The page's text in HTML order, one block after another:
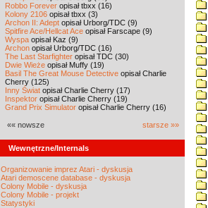
Robbo Forever opisał tbxx (16)
Kolony 2106 opisał tbxx (3)
Archon II: Adept opisał Urborg/TDC (9)
Spitfire Ace/Hellcat Ace opisał Farscape (9)
Wyspa opisał Kaz (9)
Archon opisał Urborg/TDC (16)
The Last Starfighter opisał TDC (30)
Dwie Wieże opisał Muffy (19)
Basil The Great Mouse Detective opisał Charlie
Cherry (125)
Inny Świat opisał Charlie Cherry (17)
Inspektor opisał Charlie Cherry (19)
Grand Prix Simulator opisał Charlie Cherry (16)
«« nowsze starsze »»
Wewnętrzne/Internals
Organizowanie imprez Atari - dyskusja
Atari demoscene database - dyskusja
Colony Mobile - dyskusja
Colony Mobile - projekt
Statystyki